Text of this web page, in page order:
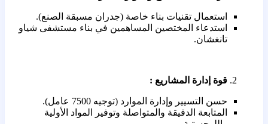
استعمال تقنيات بناء خاصة (جدران مسبقة الصنع).
استدعاء المختصين المساهمين في بناء مستشفى شياو
تانغشان.
قوة إدارة المشاريع :
حسن التسيير وإدارة الموارد (توجيه 7500 عامل).
المتابعة الدقيقة والمتواصلة وتوفير المواد الأولية